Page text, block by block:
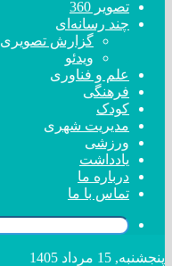
تصویر 360
چند رسانه‌ای
گزارش تصویری
ویدئو
علم و فناوری
فرهنگی
کودک
مدیریت شهری
ورزشی
یادداشت
درباره ما
تماس با ما
پنجشنبه, 15 مرداد 1405